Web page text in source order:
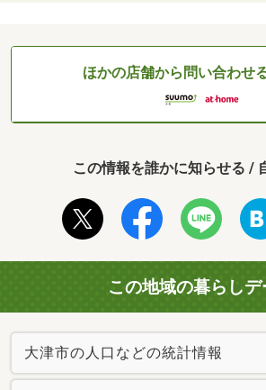
ほかの店舗から問い合わせ
この情報を誰かに知らせる /
この地域の暮らしデ
大津市の人口などの統計情報